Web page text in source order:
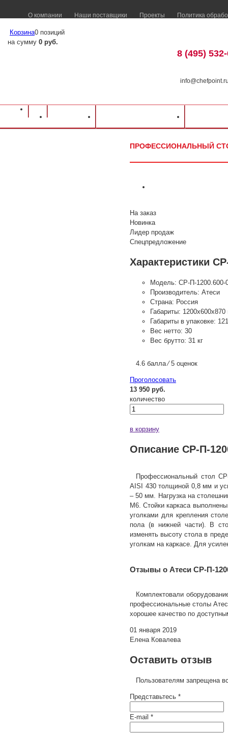
О компании Наши поставщики Проекты Политика
Корзина0 позиций
на сумму 0 руб.
8 (495)
Оборудование для ресторанов и кафе
ПРОФЕССИОНАЛЬНЫЙ
На заказ
Новинка
Лидер продаж
Спецпредложение
Характеристики
Модель: СР-П-1200.600-
Производитель: Атеси
Страна: Россия
Габариты:
Габариты в упаковке:
Вес нетто: 30
Вес брутто: 31 кг
4.6 балла ⁄ 5 оценок
Проголосовать
13 950 руб.
количество
в корзину
Описание СР-П-
Профессиональный стол
AISI 430 толщиной 0,8 мм и
– 50 мм. Нагрузка на
М6. Стойки каркаса
уголками для крепления
пола (в нижней части). В
изменять высоту стола в
уголкам на каркасе. Для
Отзывы о Атеси СР-П-
Комплектовали
профессиональные столы
хорошее качество по
01 января 2019
Елена Ковалева
Оставить отзыв
Пользователям запрещена
Представьтесь *
E-mail *